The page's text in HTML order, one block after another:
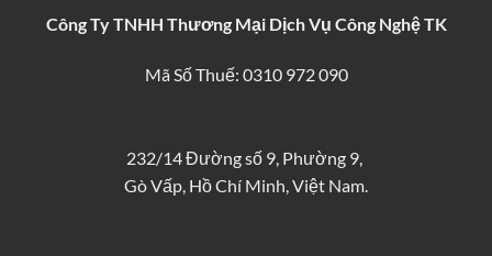
Công Ty TNHH Thương Mại Dịch Vụ Công Nghệ TK
Mã Số Thuế: 0310 972 090
232/14 Đường số 9, Phường 9,
Gò Vấp, Hồ Chí Minh, Việt Nam.